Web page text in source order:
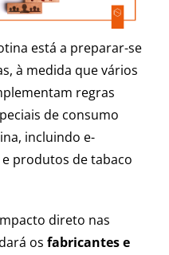
está a preparar-se
à medida que vários
regras
de consumo
incluindo e-
produtos de tabaco
direto nas
os fabricantes e